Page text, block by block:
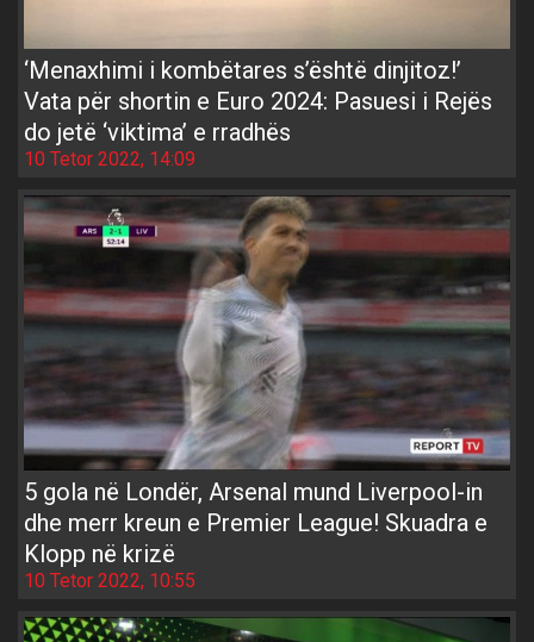
‘Menaxhimi i kombëtares s’është dinjitoz!’
Vata për shortin e Euro 2024: Pasuesi i Rejës
do jetë ‘viktima’ e rradhës
10 Tetor 2022, 14:09
5 gola në Londër, Arsenal mund Liverpool-in
dhe merr kreun e Premier League! Skuadra e
Klopp në krizë
10 Tetor 2022, 10:55